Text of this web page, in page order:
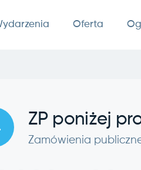
Oferta
ZP poniżej
Zamówienia